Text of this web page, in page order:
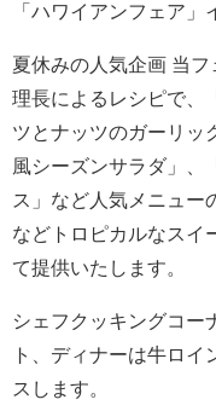
「ハワイアンフェア」
夏休みの人気企画 当
理長によるレシピで、
ツとナッツのガーリッ
風シーズンサラダ」、
ス」など人気メニュー
などトロピカルなスイ
て提供いたします。
シェフクッキングコー
ト、ディナーは牛ロ
スします。